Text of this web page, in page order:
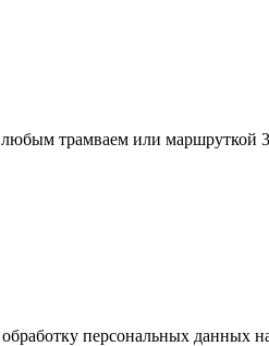
трамваем или маршруткой
персональных данных